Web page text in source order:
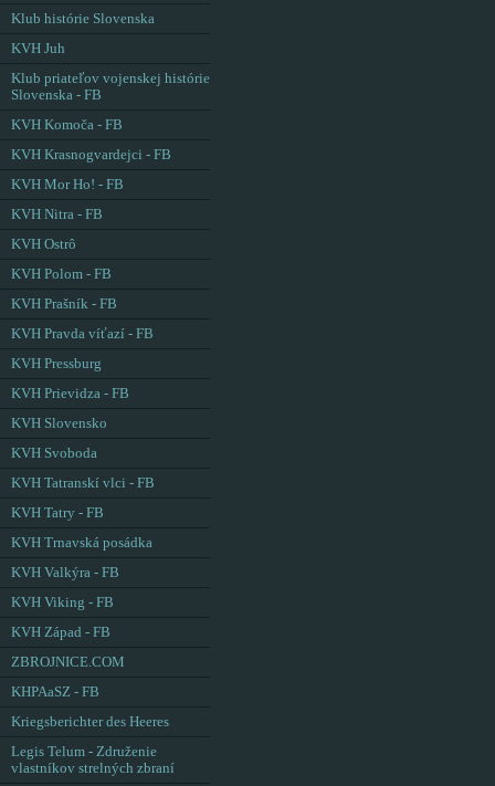
Klub histórie Slovenska
KVH Juh
Klub priateľov vojenskej histórie
Slovenska - FB
KVH Komoča - FB
KVH Krasnogvardejci - FB
KVH Mor Ho! - FB
KVH Nitra - FB
KVH Ostrô
KVH Polom - FB
KVH Prašník - FB
KVH Pravda víťazí - FB
KVH Pressburg
KVH Prievidza - FB
KVH Slovensko
KVH Svoboda
KVH Tatranskí vlci - FB
KVH Tatry - FB
KVH Trnavská posádka
KVH Valkýra - FB
KVH Viking - FB
KVH Západ - FB
ZBROJNICE.COM
KHPAaSZ - FB
Kriegsberichter des Heeres
Legis Telum - Združenie
vlastníkov strelných zbraní